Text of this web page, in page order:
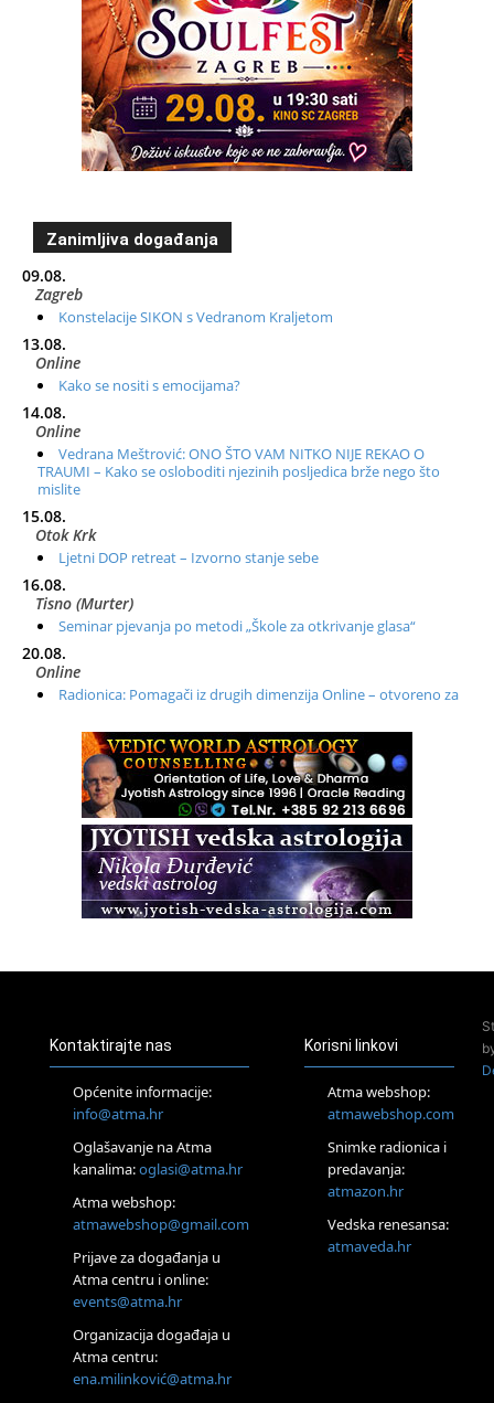
Zanimljiva događanja
09.08.
Zagreb
Konstelacije SIKON s Vedranom Kraljetom
13.08.
Online
Kako se nositi s emocijama?
14.08.
Online
Vedrana Meštrović: ONO ŠTO VAM NITKO NIJE REKAO O
TRAUMI – Kako se osloboditi njezinih posljedica brže nego što
mislite
15.08.
Otok Krk
Ljetni DOP retreat – Izvorno stanje sebe
16.08.
Tisno (Murter)
Seminar pjevanja po metodi „Škole za otkrivanje glasa“
20.08.
Online
Radionica: Pomagači iz drugih dimenzija Online – otvoreno za
Zagreb+Online
Osnovni ThetaHealing® tečaj, Zagreb i Online
Access BARS®, otpusti stres
Access Energetski Facelift®
Tečaj Višeg Vodstva, razvijanja intuicije i Akaša zapisa
25.08.
Upisi u program Profesionalni hipnoterapeut — nova
generacija kreće 25.08. 2026.
Online
Visoko
Alemka Dauskardt – Jednodnevna radionica sistemskih
konstelacija
HOD PO ŽERAVICI – Seminar koji mijenja tijelo, duh i um
SoulFest – Festival glazbe, mudrosti i zajedništva
Radoboj
Kontaktirajte nas
Općenite informacije:
info@atma.hr
Oglašavanje na Atma
kanalima:oglasi@atma.hr
Atma webshop:
atmawebshop@gmail.com
Prijave za događanja u
Atma centru i online:
events@atma.hr
Organizacija događaja u
Atma centru:
ena.milinković@atma.hr
Korisni linkovi
Atma webshop:
atmawebshop.com
Snimke radionica i
predavanja:
atmazon.hr
Vedska renesansa:
atmaveda.hr